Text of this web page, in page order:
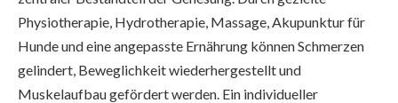
Physiotherapie, Hydrotherapie, Massage, Akupunktur für
Hunde und eine angepasste Ernährung können Schmerzen
gelindert, Beweglichkeit wiederhergestellt und
Muskelaufbau gefördert werden. Ein individueller